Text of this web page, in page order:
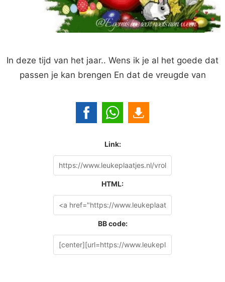
In deze tijd van het jaar.. Wens ik je al het goede dat
passen je kan brengen En dat de vreugde van
Link:
HTML:
BB code: